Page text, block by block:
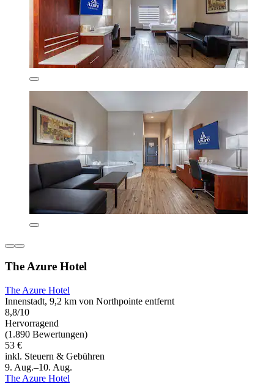
The Azure Hotel
The Azure Hotel
Innenstadt, 9,2 km von Northpointe entfernt
8,8/10
Hervorragend
(1.890 Bewertungen)
53 €
inkl. Steuern & Gebühren
9. Aug.–10. Aug.
The Azure Hotel